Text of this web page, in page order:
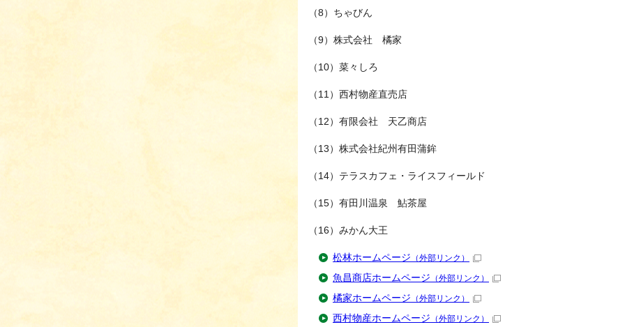
（8）ちゃびん
（9）株式会社 橘家
（10）菜々しろ
（11）西村物産直売店
（12）有限会社 天乙商店
（13）株式会社紀州有田蒲鉾
（14）テラスカフェ・ライスフィールド
（15）有田川温泉 鮎茶屋
（16）みかん大王
松林ホームページ （外部リンク）
魚昌商店ホームページ （外部リンク）
橘家ホームページ （外部リンク）
西村物産ホームページ （外部リンク）